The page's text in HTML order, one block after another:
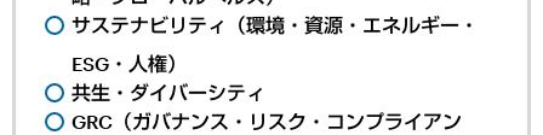
サステナビリティ（環境・資源・エネルギー・
ESG・人権）
共生・ダイバーシティ
GRC（ガバナンス・リスク・コンプライアン